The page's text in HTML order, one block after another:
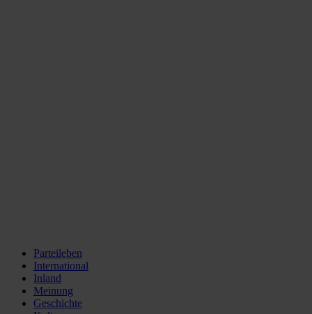
Parteileben
International
Inland
Meinung
Geschichte